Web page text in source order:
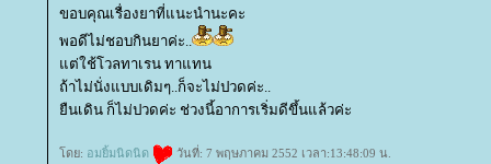
ขอบคุณเรื่องยาที่แนะนำนะคะ
พอดีไม่ชอบกินยาค่ะ..
ต่ใช้โวลทาเรน ทาแทน
ถ้าไม่นั่งแบบเดิมๆ..ก็จะไม่ปวดค่ะ..
ืนเดิน ก็ไม่ปวดค่ะ ช่วงนี้อาการเริ่มดีขึ้นแล้วค่ะ
ดย: อมยิ้มนิดนิด วันที่: 7 พฤษภาคม 2552 เวลา:13:48:09 น.